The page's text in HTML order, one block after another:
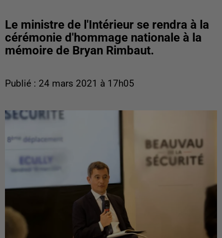
Le ministre de l'Intérieur se rendra à la
cérémonie d'hommage nationale à la
mémoire de Bryan Rimbaut.
Publié : 24 mars 2021 à 17h05